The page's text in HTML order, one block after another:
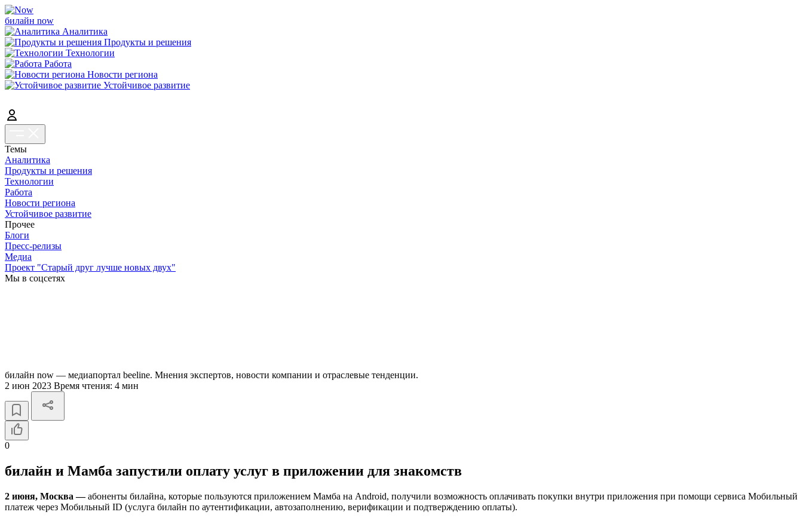
билайн now
Аналитика
Продукты и решения
Технологии
Работа
Новости региона
Устойчивое развитие
Темы
Аналитика
Продукты и решения
Технологии
Работа
Новости региона
Устойчивое развитие
Прочее
Блоги
Пресс-релизы
Медиа
Проект "Старый друг лучше новых двух"
Мы в соцсетях
билайн now — медиапортал beeline. Мнения экспертов, новости компании и отраслевые тенденции.
2 июн 2023 Время чтения: 4 мин
0
билайн и Мамба запустили оплату услуг в приложении для знакомств
2 июня, Москва —абоненты билайна, которые пользуются приложением Мамба на Android, получили возможность оплачивать покупки внутри приложения при помощи сервиса Мобильный
платеж через Мобильный ID (услуга билайн по аутентификации, автозаполнению, верификации и подтверждению оплаты).